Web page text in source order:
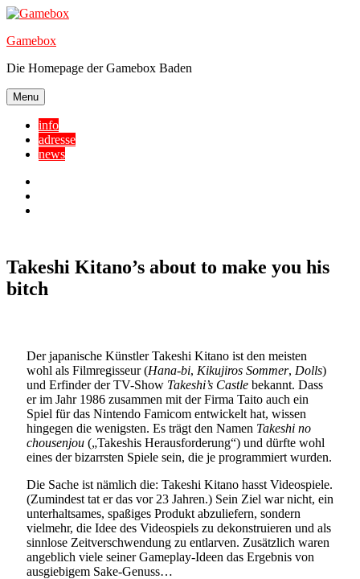
Skip
content
Gamebox
Die Homepage der Gamebox Baden
Menu
info
adresse
news
Takeshi Kitano’s about to make you his
bitch
Der japanische Künstler Takeshi Kitano ist den meisten
wohl als Filmregisseur (Hana-bi, Kikujiros Sommer, Dolls)
und Erfinder der TV-Show Takeshi’s Castle bekannt. Dass
er im Jahr 1986 zusammen mit der Firma Taito auch ein
Spiel für das Nintendo Famicom entwickelt hat, wissen
hingegen die wenigsten. Es trägt den Namen Takeshi no
chousenjou („Takeshis Herausforderung“) und dürfte wohl
eines der bizarrsten Spiele sein, die je programmiert wurden.
Die Sache ist nämlich die: Takeshi Kitano hasst Videospiele.
(Zumindest tat er das vor 23 Jahren.) Sein Ziel war nicht, ein
unterhaltsames, spaßiges Produkt abzuliefern, sondern
vielmehr, die Idee des Videospiels zu dekonstruieren und als
sinnlose Zeitverschwendung zu entlarven. Zusätzlich waren
angeblich viele seiner Gameplay-Ideen das Ergebnis von
ausgiebigem Sake-Genuss…